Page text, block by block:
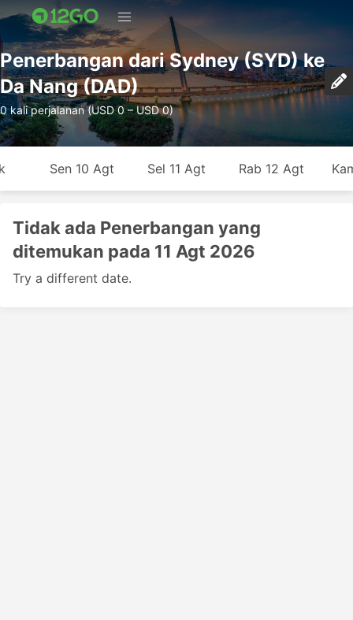
Penerbangan dari Sydney (SYD) ke
Da Nang (DAD)
0 kali perjalanan (USD 0 – USD 0)
Sen 10 Agt Sel 11 Agt Rab 12 Agt
Tidak ada Penerbangan yang
ditemukan pada 11 Agt 2026
Try a different date.